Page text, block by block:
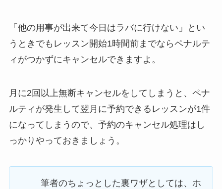
「他の用事が出来て今日はラバに行けない」
とい
うときでもレッスン開始1時間前までならペナルテ
ィがつかずにキャンセルできますよ。
月に2回以上無断キャンセルをしてしまうと、ペナ
ルティが発生して翌月に予約できるレッスンが1件
になってしまうので、予約のキャンセル処理はし
っかりやっておきましょう。
筆者のちょっとした裏ワザとしては、ホ